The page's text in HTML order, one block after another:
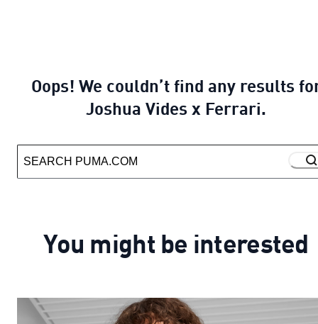
Oops! We couldn’t find any results
Joshua Vides x Ferrari.
You might be interested